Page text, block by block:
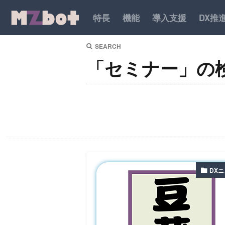
特長 機能 導入支援 DX推
SEARCH
「セミナー」の
DX